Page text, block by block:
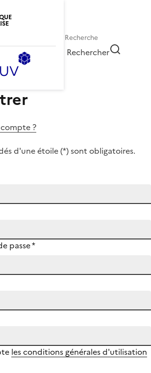
Rechercher
?
d'une étoile (*) sont obligatoires.
passe*
les conditions générales d'utilisation